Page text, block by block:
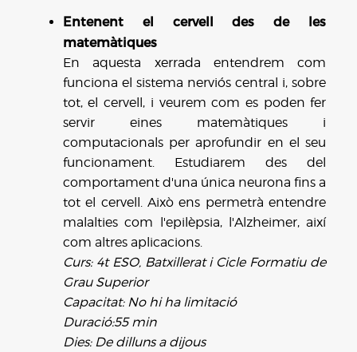
Entenent el cervell des de les
matemàtiques
En aquesta xerrada entendrem com
funciona el sistema nerviós central i, sobre
tot, el cervell, i veurem com es poden fer
servir eines matemàtiques i
computacionals per aprofundir en el seu
funcionament. Estudiarem des del
comportament d'una única neurona fins a
tot el cervell. Això ens permetrà entendre
malalties com l'epilèpsia, l'Alzheimer, així
com altres aplicacions.
Curs: 4t ESO, Batxillerat i Cicle Formatiu de
Grau Superior
Capacitat: No hi ha limitació
Duració:55 min
Dies: De dilluns a dijous